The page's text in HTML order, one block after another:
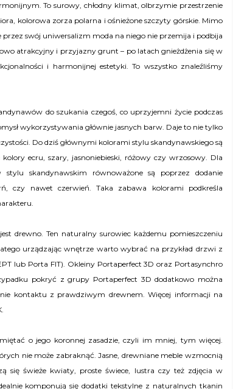
To surowy, chłodny klimat, olbrzymie przestrzenie
kolorowa zorza polarna i ośnieżone szczyty górskie. Mimo
swój uniwersalizm moda na niego nie przemija i podbija
atrakcyjny i przyjazny grunt – po latach gnieżdżenia się w
i harmonijnej estetyki. To wszystko znaleźliśmy
do szukania czegoś, co uprzyjemni życie podczas
wykorzystywania głównie jasnych barw. Daje to nie tylko
Do dziś głównymi kolorami stylu skandynawskiego są
ecru, szary, jasnoniebieski, różowy czy wrzosowy. Dla
skandynawskim równoważone są poprzez dodanie
czy nawet czerwień. Taka zabawa kolorami podkreśla
drewno. Ten naturalny surowiec każdemu pomieszczeniu
urządzając wnętrze warto wybrać na przykład drzwi z
lub Porta FIT). Okleiny Portaperfect 3D oraz Portasynchro
pokryć z grupy Portaperfect 3D dodatkowo można
kontaktu z prawdziwym drewnem. Więcej informacji na
o jego koronnej zasadzie, czyli im mniej, tym więcej.
nie może zabraknąć. Jasne, drewniane meble wzmocnią
się świeże kwiaty, proste świece, lustra czy też zdjęcia w
komponują się dodatki tekstylne z naturalnych tkanin